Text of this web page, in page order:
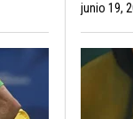
junio 19,